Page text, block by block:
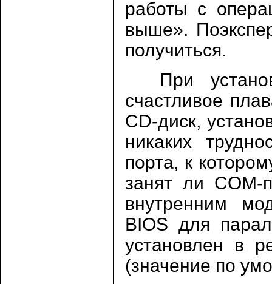
работы с
выше».
получиться.
При
счастливое
CD-диск,
никаких
порта, к
занят ли COM-
внутренним
BIOS для
установлен в
(значение по